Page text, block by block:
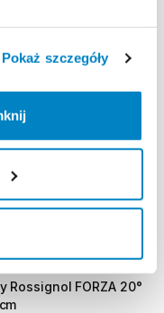
Pokaż szczegóły
Rossignol FORZA 20°
cm